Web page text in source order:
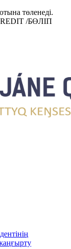
төленеді.
/БӨЛІП